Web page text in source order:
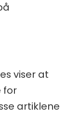
viser at
for
artiklene